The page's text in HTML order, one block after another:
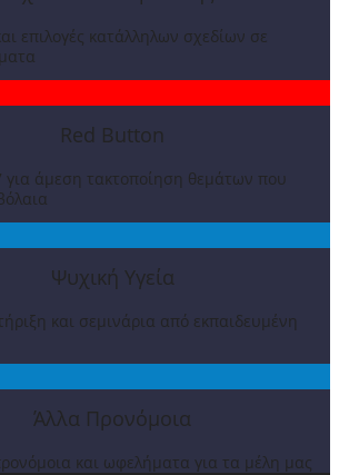
επιλογές κατάλληλων σχεδίων σε
Red Button
για άμεση τακτοποίηση θεμάτων που
Ψυχική Υγεία
και σεμινάρια από εκπαιδευμένη
Άλλα Προνόμοια
και ωφελήματα για τα μέλη μας